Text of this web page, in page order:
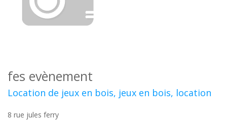
fes evènement
Location de jeux en bois, jeux en bois, location
8 rue jules ferry